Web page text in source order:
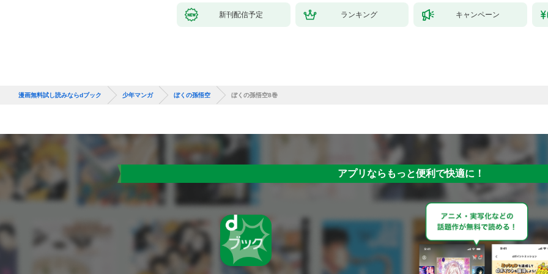
新刊配信予定 ランキング キャンペーン
漫画無料試し読みならdブック 少年マンガ ぼくの孫悟空 ぼくの孫悟空8巻
アプリならもっと便利で快適に！